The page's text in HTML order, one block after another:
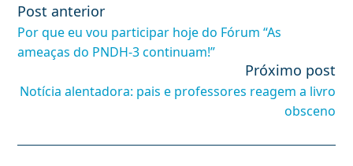
Leia
mais
artigos
Post anterior
Por que eu vou participar hoje do Fórum “As
ameaças do PNDH-3 continuam!”
Próximo post
Notícia alentadora: pais e professores reagem a livro
obsceno